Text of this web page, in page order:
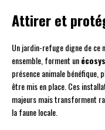
Attirer et
Un jardin-refuge digne de ce
ensemble, forment un
présence animale bénéfique,
être mis en place. Ces
majeurs mais transforment
la faune locale.